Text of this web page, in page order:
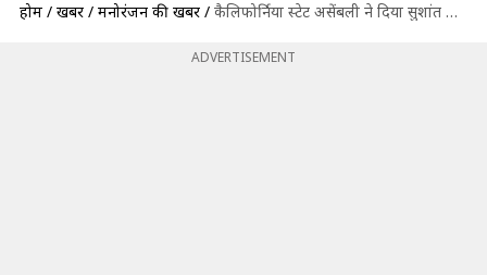
होम / खबरें / मनोरंजन की खबरें / कैलिफोर्निया स्टेट असेंबली ने दिया सुशांत सिंह राजपूत के योगदान को सम्मान, बहन ने लिया अवॉर्ड
ADVERTISEMENT